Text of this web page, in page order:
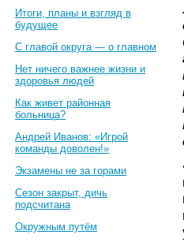
Итоги, планы и взгляд в
будущее
С главой округа — о главном
Нет ничего важнее жизни и
здоровья людей
Как живет районная
больница?
Андрей Иванов: «Игрой
команды доволен!»
Экзамены не за горами
Сезон закрыт, дичь
подсчитана
Окружным путём